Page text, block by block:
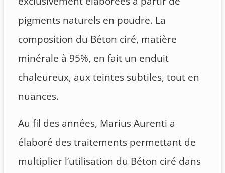
pigments naturels en poudre. La
composition du Béton ciré, matière
minérale à 95%, en fait un enduit
chaleureux, aux teintes subtiles, tout en
nuances.
Au fil des années, Marius Aurenti a
élaboré des traitements permettant de
multiplier l’utilisation du Béton ciré dans